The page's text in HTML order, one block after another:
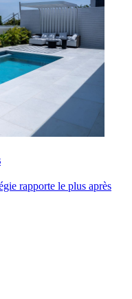
rapporte le plus après